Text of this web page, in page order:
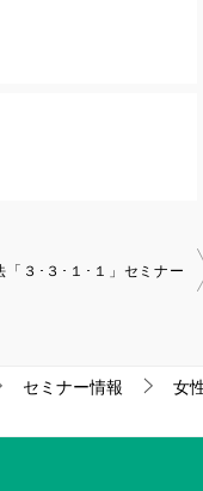
３･３･１･１」セミナー
セミナー情報
女